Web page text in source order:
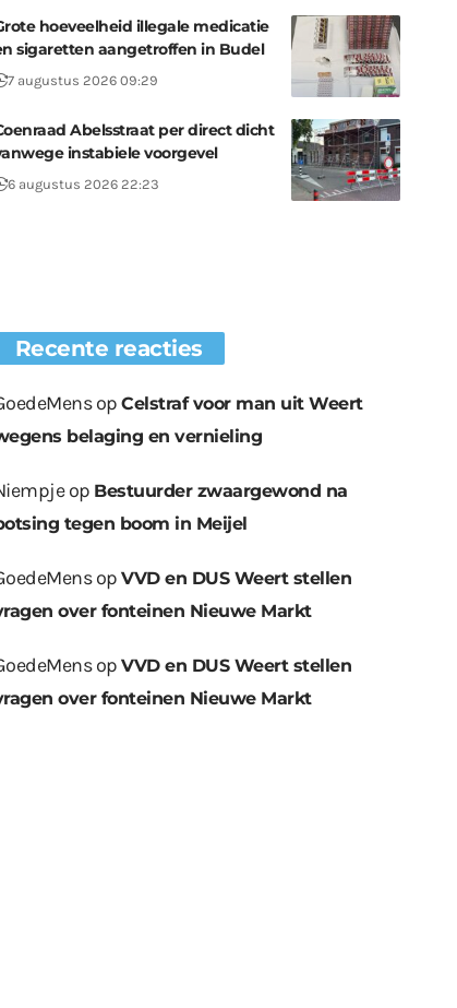
hoeveelheid illegale medicatie
sigaretten aangetroffen in Budel
7 augustus 2026 09:29
Abelsstraat per direct dicht
instabiele voorgevel
6 augustus 2026 22:23
Recente reacties
opCelstraf voor man uit Weert
belaging en vernieling
op Bestuurder zwaargewond na
tegen boom in Meijel
opVVD en DUS Weert stellen
over fonteinen Nieuwe Markt
opVVD en DUS Weert stellen
over fonteinen Nieuwe Markt